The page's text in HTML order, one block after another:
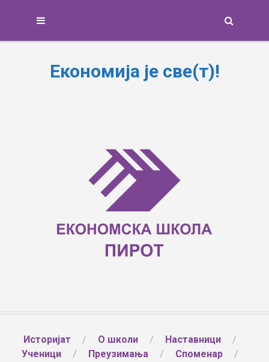
Економија је све(т)!
Историјат О школи
Наставници
Ученици
Преузимања
Споменар